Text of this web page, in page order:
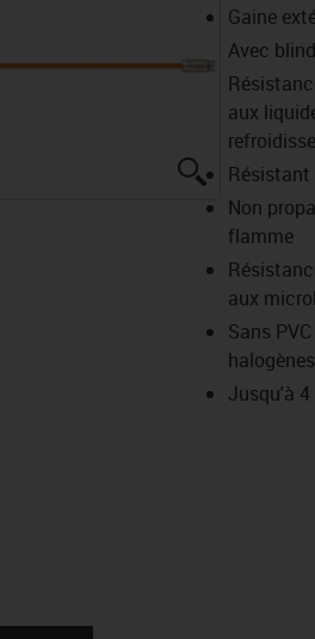
igus-icon-
Gaine
Avec
aux
Non
flamme
aux
Sans
halogènes
Jusqu'à